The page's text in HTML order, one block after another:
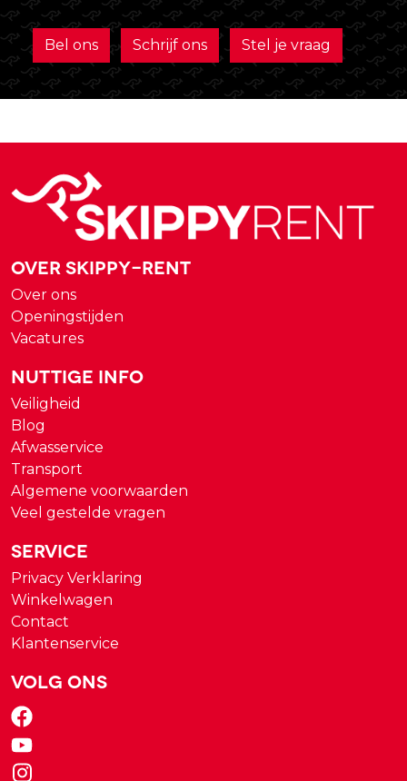
Bel ons Schrijf ons Stel je vraag
Over Skippy-rent
Over ons
Openingstijden
Vacatures
Nuttige Info
Veiligheid
Blog
Afwasservice
Transport
Algemene voorwaarden
Veel gestelde vragen
Service
Privacy Verklaring
Winkelwagen
Contact
Klantenservice
Volg ons